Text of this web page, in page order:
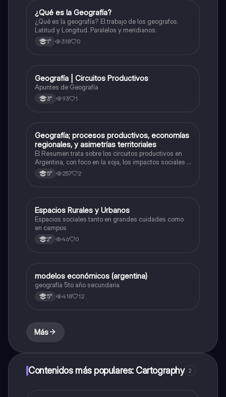
Geografía
¿Qué es la Geografía?
¿Qué es la geografía? El trabajo de los geografos.
Latitud y Longitud. Paralelos y meridianos.
1° 318 0
Geografía
Geografía | Circuitos Productivos
Apuntes de Geografía
3° 93 1
Geografía
Geografía; procesos productivos, economías
regionales, y asimetrías territoriales
El Resumen trata sobre los circuitos productivos en
Argentina, con foco en la soja, los impactos sociales y
ambientales del modelo agrícola actual, y la
necesidad de una transición hacia la agroecología y la
5° 257 2
Geografía
Espacios Rurales y Urbanos
Espacios sociales tanto en grandes cuidades como
en campos
2° 46 0
Geografía
modelos económicos (argentina)
geografía 5to año secundaria
5° 418 12
Más
Contenidos más populares: Cartography 2